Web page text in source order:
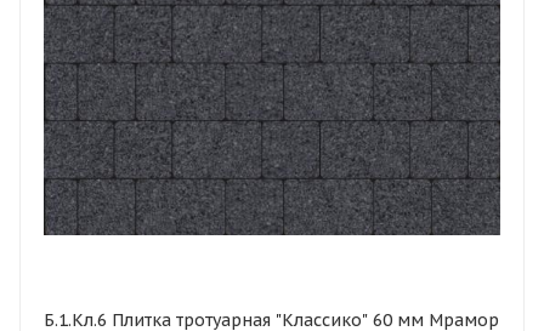
Б.1.Кл.6 Плитка тротуарная "Классико" 60 мм Мрамор